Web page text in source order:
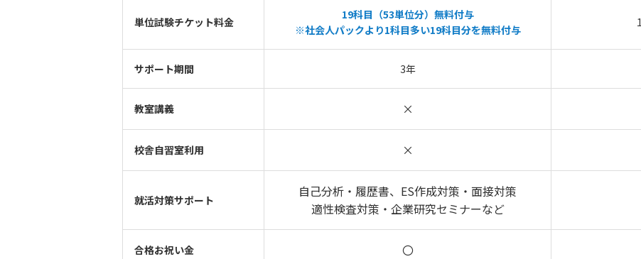
単位試験チケット料金
19科目（53単位分）無料付与
※社会人パックより1科目多い19科目分を無料付与
サポート期間 3年
教室講義 ×
校舎自習室利用 ×
就活対策サポート
自己分析・履歴書、ES作成対策・面接対策
適性検査対策・企業研究セミナーなど
合格お祝い金 〇